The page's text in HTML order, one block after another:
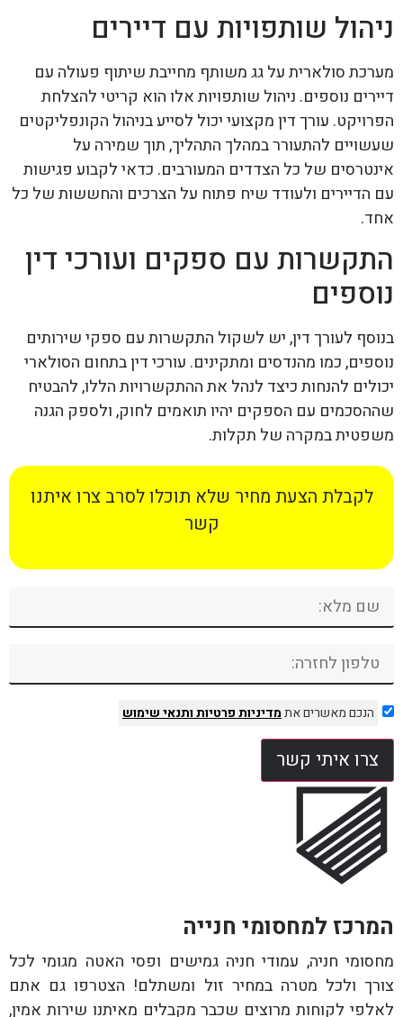
ניהול שותפויות עם דיירים
מערכת סולארית על גג משותף מחייבת שיתוף פעולה עם
דיירים נוספים. ניהול שותפויות אלו הוא קריטי להצלחת
הפרויקט. עורך דין מקצועי יכול לסייע בניהול הקונפליקטים
שעשויים להתעורר במהלך התהליך, תוך שמירה על
אינטרסים של כל הצדדים המעורבים. כדאי לקבוע פגישות
עם הדיירים ולעודד שיח פתוח על הצרכים והחששות של כל
אחד.
התקשרות עם ספקים ועורכי דין
נוספים
בנוסף לעורך דין, יש לשקול התקשרות עם ספקי שירותים
נוספים, כמו מהנדסים ומתקינים. עורכי דין בתחום הסולארי
יכולים להנחות כיצד לנהל את ההתקשרויות הללו, להבטיח
שההסכמים עם הספקים יהיו תואמים לחוק, ולספק הגנה
משפטית במקרה של תקלות.
לקבלת הצעת מחיר שלא תוכלו לסרב צרו איתנו
קשר
הנכם מאשרים אתמדיניות פרטיותותנאי שימוש
צרו איתי קשר
המרכז למחסומי חנייה
מחסומי חניה, עמודי חניה גמישים ופסי האטה מגומי לכל
צורך ולכל מטרה במחיר זול ומשתלם! הצטרפו גם אתם
לאלפי לקוחות מרוצים שכבר מקבלים מאיתנו שירות אמין,